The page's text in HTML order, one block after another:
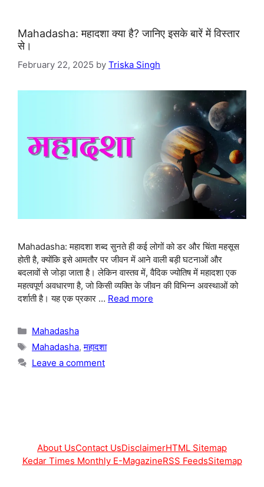
Mahadasha: महादशा क्या है? जानिए इसके बारें में विस्तार
से।
February 22, 2025 by Triska Singh
Mahadasha: महादशा शब्द सुनते ही कई लोगों को डर और चिंता महसूस
होती है, क्योंकि इसे आमतौर पर जीवन में आने वाली बड़ी घटनाओं और
बदलावों से जोड़ा जाता है। लेकिन वास्तव में, वैदिक ज्योतिष में महादशा एक
महत्वपूर्ण अवधारणा है, जो किसी व्यक्ति के जीवन की विभिन्न अवस्थाओं को
दर्शाती है। यह एक प्रकार … Read more
Categories
Mahadasha
Tags
Mahadasha,महादशा
Leave a comment
About UsContact UsDisclaimerHTML Sitemap
Kedar Times Monthly E-MagazineRSS FeedsSitemap